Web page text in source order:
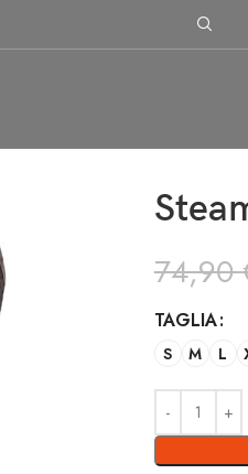
74,90
TAGLIA
S M L